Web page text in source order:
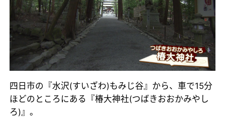
四日市の『水沢(すいざわ)もみじ谷』から、車で15分
ほどのところにある『椿大神社(つばきおおかみやし
ろ)』。